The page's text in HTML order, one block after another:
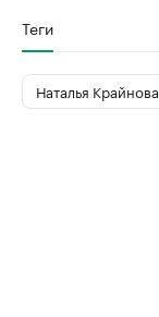
Теги
Наталья Крайнова